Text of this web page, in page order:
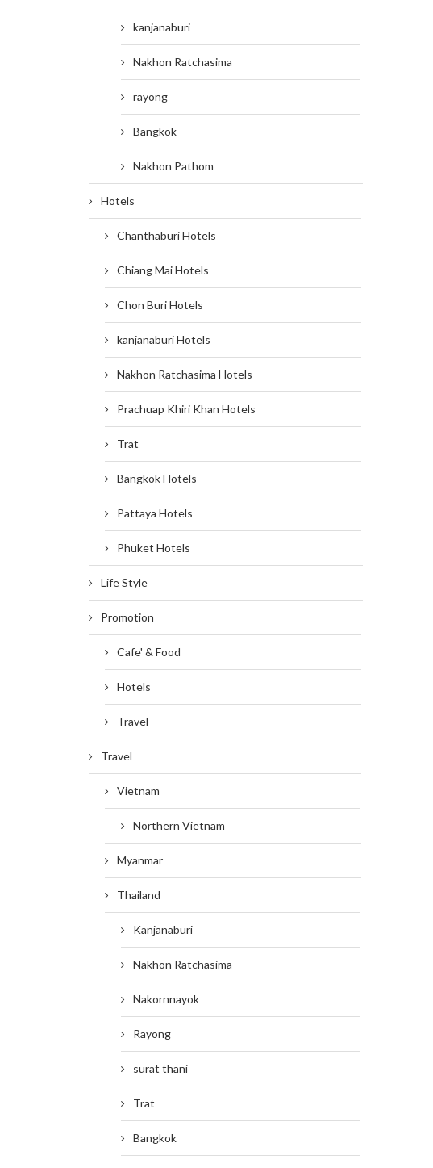
kanjanaburi
Nakhon Ratchasima
rayong
Bangkok
Nakhon Pathom
Hotels
Chanthaburi Hotels
Chiang Mai Hotels
Chon Buri Hotels
kanjanaburi Hotels
Nakhon Ratchasima Hotels
Prachuap Khiri Khan Hotels
Trat
Bangkok Hotels
Pattaya Hotels
Phuket Hotels
Life Style
Promotion
Cafe' & Food
Hotels
Travel
Travel
Vietnam
Northern Vietnam
Myanmar
Thailand
Kanjanaburi
Nakhon Ratchasima
Nakornnayok
Rayong
surat thani
Trat
Bangkok